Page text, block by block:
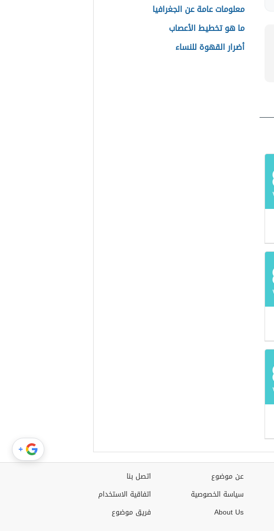
معلومات عامة عن الجغرافيا
ما هو تخطيط الأعصاب
أضرار القهوة للنساء
اتصل بنا
اتفاقية الاستخدام
فريق موضوع
عن موضوع
سياسة الخصوصية
About Us
+